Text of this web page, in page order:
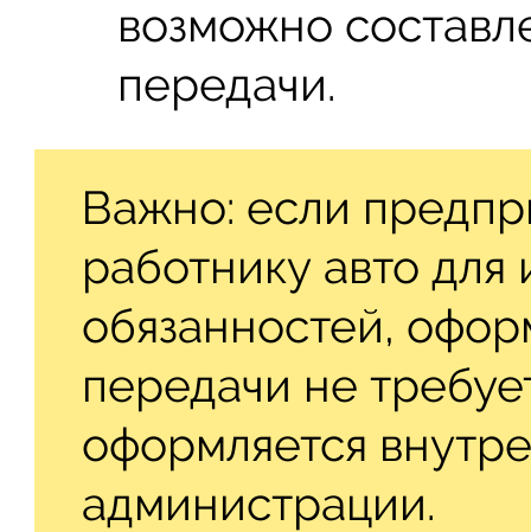
возможно
передачи.
Важно: если
работнику авто
обязанностей,
передачи не
оформляется
администрации.